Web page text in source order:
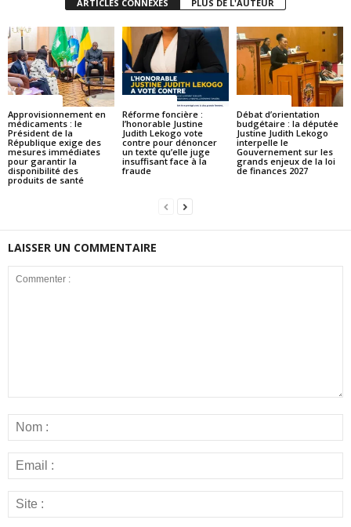
ARTICLES CONNEXES PLUS DE L'AUTEUR
Approvisionnement en
médicaments : le
Président de la
République exige des
mesures immédiates
pour garantir la
disponibilité des
produits de santé
Réforme foncière :
l’honorable Justine
Judith Lekogo vote
contre pour dénoncer
un texte qu’elle juge
insuffisant face à la
fraude
Débat d’orientation
budgétaire : la députée
Justine Judith Lekogo
interpelle le
Gouvernement sur les
grands enjeux de la loi
de finances 2027
LAISSER UN COMMENTAIRE